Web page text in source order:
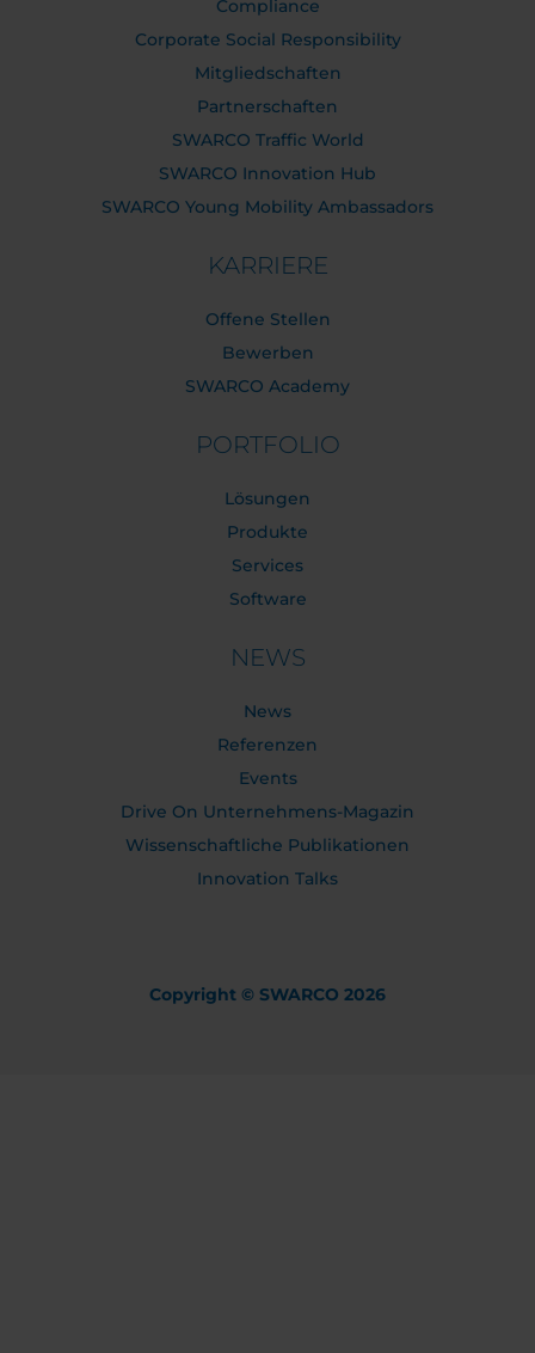
Compliance
Corporate Social Responsibility
Mitgliedschaften
Partnerschaften
SWARCO Traffic World
SWARCO Innovation Hub
SWARCO Young Mobility Ambassadors
KARRIERE
Offene Stellen
Bewerben
SWARCO Academy
PORTFOLIO
Lösungen
Produkte
Services
Software
NEWS
News
Referenzen
Events
Drive On Unternehmens-Magazin
Wissenschaftliche Publikationen
Innovation Talks
Copyright © SWARCO 2026